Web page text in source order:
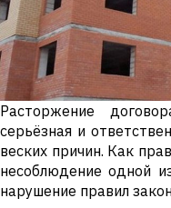
Расторжение
серьёзная и
веских причин. Как
несоблюдение одной
нарушение правил